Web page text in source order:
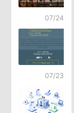
07/24
07/23